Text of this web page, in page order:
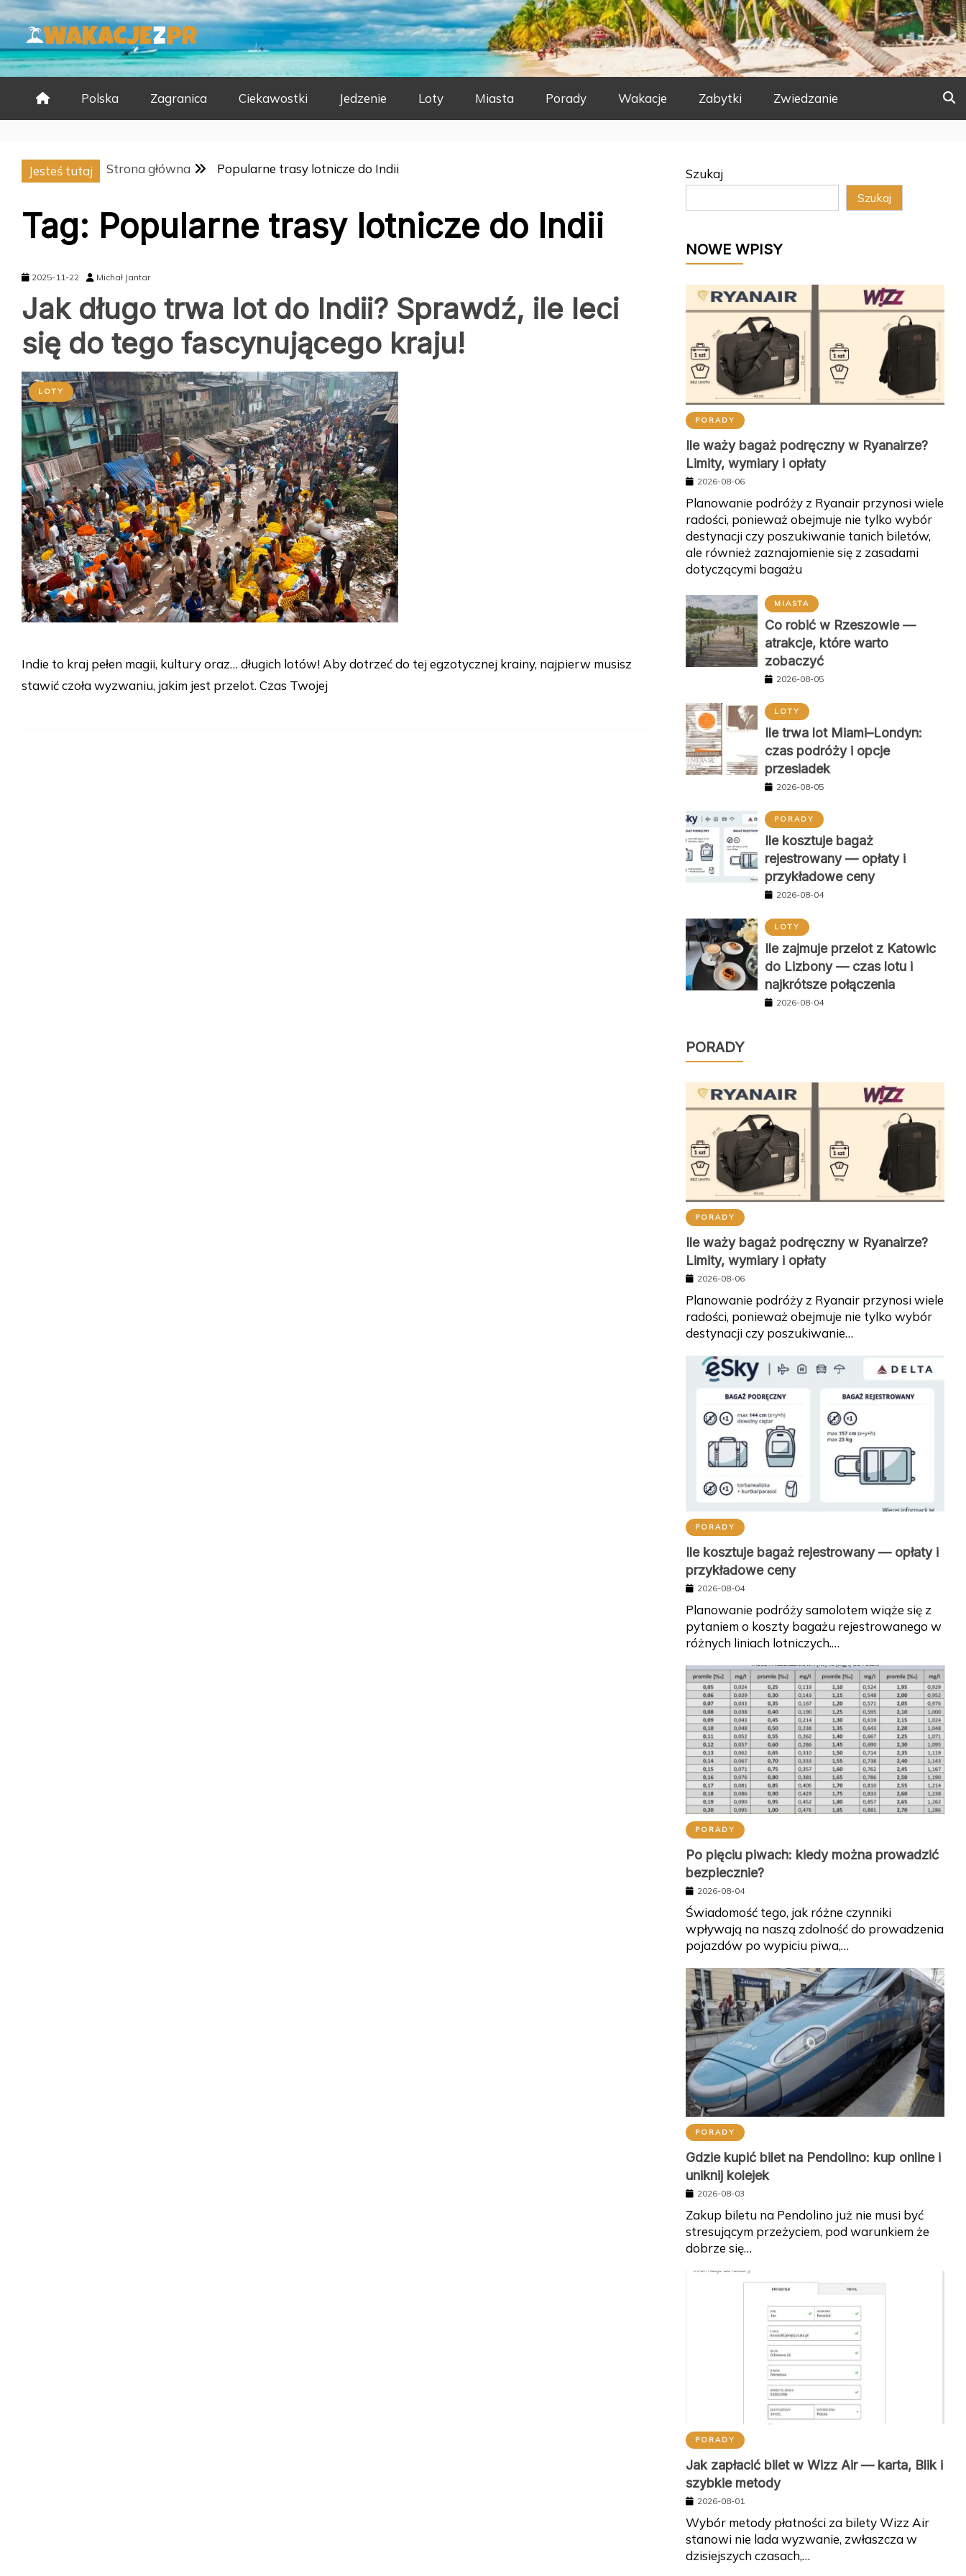
Skip
to
content
Polska Zagranica Ciekawostki Jedzenie Loty Miasta Porady Wakacje Zabytki Zwiedzanie
Jesteś tutaj Strona główna Popularne trasy lotnicze do Indii
Tag: Popularne trasy lotnicze do Indii
2025-11-22 Michał Jantar
Jak długo trwa lot do Indii? Sprawdź, ile leci
się do tego fascynującego kraju!
LOTY
Indie to kraj pełen magii, kultury oraz… długich lotów! Aby dotrzeć do tej egzotycznej krainy, najpierw musisz
stawić czoła wyzwaniu, jakim jest przelot. Czas Twojej
Szukaj
Szukaj
NOWE WPISY
PORADY
Ile waży bagaż podręczny w Ryanairze?
Limity, wymiary i opłaty
2026-08-06
Planowanie podróży z Ryanair przynosi wiele
radości, ponieważ obejmuje nie tylko wybór
destynacji czy poszukiwanie tanich biletów,
ale również zaznajomienie się z zasadami
dotyczącymi bagażu
MIASTA
Co robić w Rzeszowie —
atrakcje, które warto
zobaczyć
2026-08-05
LOTY
Ile trwa lot Miami–Londyn:
czas podróży i opcje
przesiadek
2026-08-05
PORADY
Ile kosztuje bagaż
rejestrowany — opłaty i
przykładowe ceny
2026-08-04
LOTY
Ile zajmuje przelot z Katowic
do Lizbony — czas lotu i
najkrótsze połączenia
2026-08-04
PORADY
PORADY
Ile waży bagaż podręczny w Ryanairze?
Limity, wymiary i opłaty
2026-08-06
Planowanie podróży z Ryanair przynosi wiele
radości, ponieważ obejmuje nie tylko wybór
destynacji czy poszukiwanie…
PORADY
Ile kosztuje bagaż rejestrowany — opłaty i
przykładowe ceny
2026-08-04
Planowanie podróży samolotem wiąże się z
pytaniem o koszty bagażu rejestrowanego w
różnych liniach lotniczych.…
PORADY
Po pięciu piwach: kiedy można prowadzić
bezpiecznie?
2026-08-04
Świadomość tego, jak różne czynniki
wpływają na naszą zdolność do prowadzenia
pojazdów po wypiciu piwa,…
PORADY
Gdzie kupić bilet na Pendolino: kup online i
uniknij kolejek
2026-08-03
Zakup biletu na Pendolino już nie musi być
stresującym przeżyciem, pod warunkiem że
dobrze się…
PORADY
Jak zapłacić bilet w Wizz Air — karta, Blik i
szybkie metody
2026-08-01
Wybór metody płatności za bilety Wizz Air
stanowi nie lada wyzwanie, zwłaszcza w
dzisiejszych czasach,…